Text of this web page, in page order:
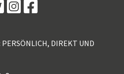
DIREKT UND